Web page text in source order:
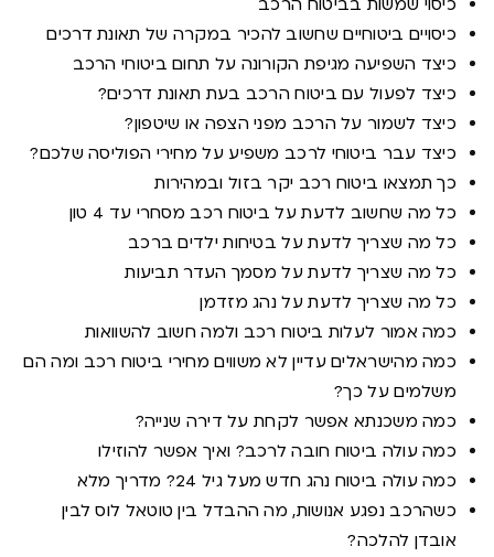
כיסויים ביטוחיים שחשוב להכיר במקרה של תאונת דרכים
כיצד השפיעה מגיפת הקורונה על תחום ביטוחי הרכב
כיצד לפעול עם ביטוח הרכב בעת תאונת דרכים?
כיצד לשמור על הרכב מפני הצפה או שיטפון?
כיצד עבר ביטוחי לרכב משפיע על מחירי הפוליסה שלכם?
כך תמצאו ביטוח רכב יקר בזול ובמהירות
כל מה שחשוב לדעת על ביטוח רכב מסחרי עד 4 טון
כל מה שצריך לדעת על בטיחות ילדים ברכב
כל מה שצריך לדעת על מסמך העדר תביעות
כל מה שצריך לדעת על נהג מזדמן
כמה אמור לעלות ביטוח רכב ולמה חשוב להשוואות
כמה מהישראלים עדיין לא משווים מחירי ביטוח רכב ומה הם
משלמים על כך?
כמה משכנתא אפשר לקחת על דירה שנייה?
כמה עולה ביטוח חובה לרכב? ואיך אפשר להוזילו
כמה עולה ביטוח נהג חדש מעל גיל 24? מדריך מלא
כשהרכב נפגע אנושות, מה ההבדל בין טוטאל לוס לבין
אובדן להלכה?